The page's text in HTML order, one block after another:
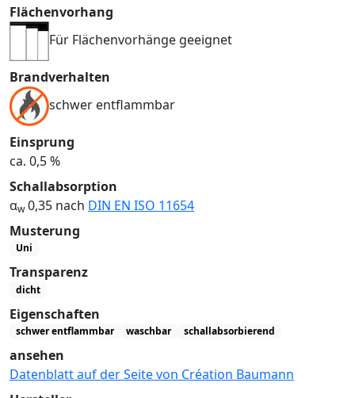
Flächenvorhang
Für Flächenvorhänge geeignet
Brandverhalten
schwer entflammbar
Einsprung
ca. 0,5 %
Schallabsorption
αw0,35 nach DIN EN ISO 11654
Musterung
Uni
Transparenz
dicht
Eigenschaften
schwer entflammbar waschbar schallabsorbierend
ansehen
Datenblatt auf der Seite von Création Baumann